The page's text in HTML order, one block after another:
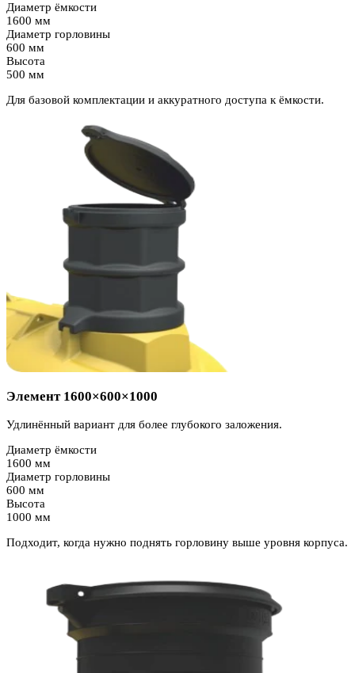
Диаметр ёмкости
1600 мм
Диаметр горловины
600 мм
Высота
500 мм
Для базовой комплектации и аккуратного доступа к ёмкости.
Элемент 1600×600×1000
Удлинённый вариант для более глубокого заложения.
Диаметр ёмкости
1600 мм
Диаметр горловины
600 мм
Высота
1000 мм
Подходит, когда нужно поднять горловину выше уровня корпуса.